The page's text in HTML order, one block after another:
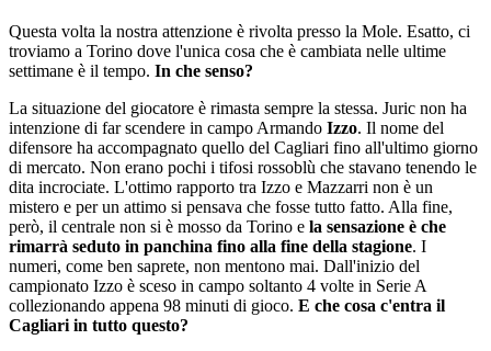
Questa volta la nostra attenzione è rivolta presso la Mole. Esatto, ci
troviamo a Torino dove l'unica cosa che è cambiata nelle ultime
settimane è il tempo. In che senso?
La situazione del giocatore è rimasta sempre la stessa. Juric non ha
intenzione di far scendere in campo Armando Izzo. Il nome del
difensore ha accompagnato quello del Cagliari fino all'ultimo giorno
di mercato. Non erano pochi i tifosi rossoblù che stavano tenendo le
dita incrociate. L'ottimo rapporto tra Izzo e Mazzarri non è un
mistero e per un attimo si pensava che fosse tutto fatto. Alla fine,
però, il centrale non si è mosso da Torino e la sensazione è che
rimarrà seduto in panchina fino alla fine della stagione. I
numeri, come ben saprete, non mentono mai. Dall'inizio del
campionato Izzo è sceso in campo soltanto 4 volte in Serie A
collezionando appena 98 minuti di gioco. E che cosa c'entra il
Cagliari in tutto questo?